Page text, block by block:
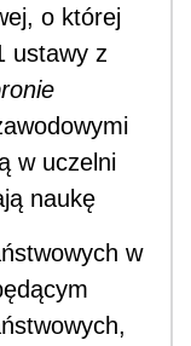
o której
ustawy z
w uczelni
naukę
w